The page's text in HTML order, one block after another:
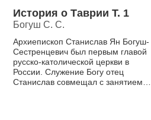
Жоржем, Коронации
Бонапарте
История о Таврии Т. 1
Богуш С. С.
Архиепископ Станислав Ян Богуш-
Сестренцевич был первым главой
русско-католической церкви в
России. Служение Богу отец
Станислав совмещал с занятием